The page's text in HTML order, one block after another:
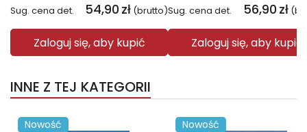
Sug. cena det. 54,90 zł (brutto)
Zaloguj się, aby kupić
Sug. cena det. 56,90 zł
Zaloguj się, aby kupić
INNE Z TEJ KATEGORII
Nowość Nowość